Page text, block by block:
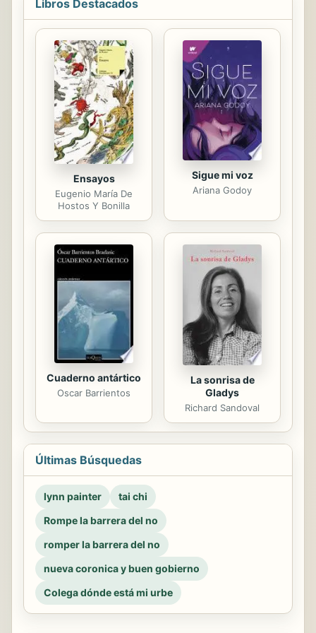
have to face herself, her fears and
her claustrophobic life."
Libros Destacados
Ensayos
Eugenio María De
Hostos Y Bonilla
Sigue mi voz
Ariana Godoy
Cuaderno antártico
Oscar Barrientos
La sonrisa de
Gladys
Richard Sandoval
Últimas Búsquedas
lynn painter
tai chi
Rompe la barrera del no
romper la barrera del no
nueva coronica y buen gobierno
Colega dónde está mi urbe